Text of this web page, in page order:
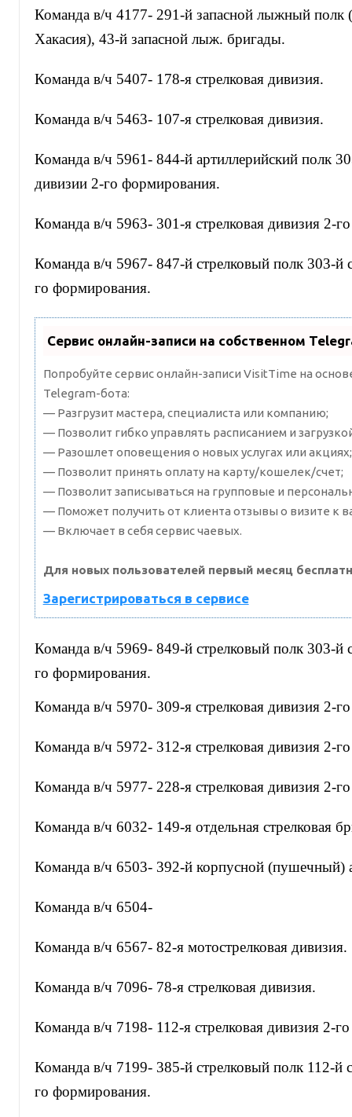
Команда в/ч 4177- 291-й запасной лыжный полк
Хакасия), 43-й запасной лыж. бригады.
Команда в/ч 5407- 178-я стрелковая дивизия.
Команда в/ч 5463- 107-я стрелковая дивизия.
Команда в/ч 5961- 844-й артиллерийский полк
дивизии 2-го формирования.
Команда в/ч 5963- 301-я стрелковая дивизия 2-
Команда в/ч 5967- 847-й стрелковый полк 303-й
го формирования.
Сервис онлайн-записи на собственном
Попробуйте сервис онлайн-записи VisitTime на
Telegram-бота:
— Разгрузит мастера, специалиста или компанию;
— Позволит гибко управлять расписанием и
— Разошлет оповещения о новых услугах или акциях;
— Позволит принять оплату на карту/кошелек/счет;
— Позволит записываться на групповые и
— Поможет получить от клиента отзывы о визите к
— Включает в себя сервис чаевых.
Для новых пользователей первый месяц
Зарегистрироваться в сервисе
Команда в/ч 5969- 849-й стрелковый полк 303-й
го формирования.
Команда в/ч 5970- 309-я стрелковая дивизия 2-
Команда в/ч 5972- 312-я стрелковая дивизия 2-
Команда в/ч 5977- 228-я стрелковая дивизия 2-
Команда в/ч 6032- 149-я отдельная стрелковая
Команда в/ч 6503- 392-й корпусной (пушечный)
Команда в/ч 6504-
Команда в/ч 6567- 82-я мотострелковая дивизия.
Команда в/ч 7096- 78-я стрелковая дивизия.
Команда в/ч 7198- 112-я стрелковая дивизия 2-
Команда в/ч 7199- 385-й стрелковый полк 112-й
го формирования.